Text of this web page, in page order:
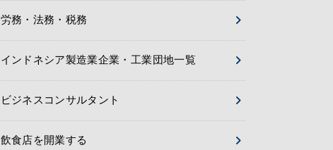
労務・法務・税務
インドネシア製造業企業・工業団地一覧
ビジネスコンサルタント
飲食店を開業する